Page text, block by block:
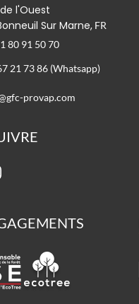
l'Ouest
Sur Marne, FR
80 91 50 70
21 73 86 (Whatsapp)
provap.com